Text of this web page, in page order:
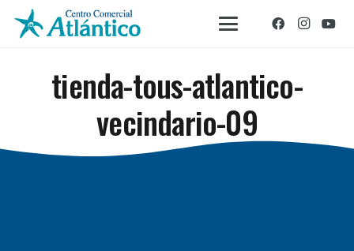
tienda-tous-atlantico-
vecindario-09